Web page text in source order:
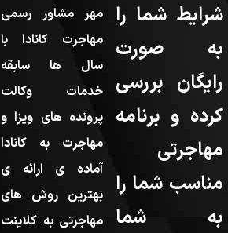
شرایط شما را
به صورت
رایگان بررسی
کرده و برنامه
مهاجرتی
مناسب شما را
به شما
مهر مشاور رسمی
مهاجرت کانادا با
سال ها سابقه
خدمات وکالت
پرونده های ویزا و
مهاجرت به کانادا
آماده ی ارائه ی
بهترین روش های
مهاجرتی به کلاینت